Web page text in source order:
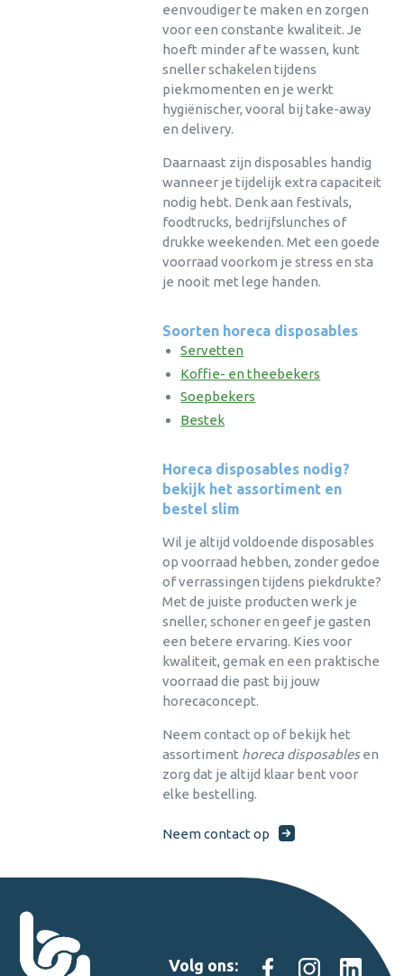
eenvoudiger te maken en zorgen
voor een constante kwaliteit. Je
hoeft minder af te wassen, kunt
sneller schakelen tijdens
piekmomenten en je werkt
hygiënischer, vooral bij take-away
en delivery.
Daarnaast zijn disposables handig
wanneer je tijdelijk extra capaciteit
nodig hebt. Denk aan festivals,
foodtrucks, bedrijfslunches of
drukke weekenden. Met een goede
voorraad voorkom je stress en sta
je nooit met lege handen.
Soorten horeca disposables
Servetten
Koffie- en theebekers
Soepbekers
Bestek
Horeca disposables nodig?
bekijk het assortiment en
bestel slim
Wil je altijd voldoende disposables
op voorraad hebben, zonder gedoe
of verrassingen tijdens piekdrukte?
Met de juiste producten werk je
sneller, schoner en geef je gasten
een betere ervaring. Kies voor
kwaliteit, gemak en een praktische
voorraad die past bij jouw
horecaconcept.
Neem contact op of bekijk het
assortiment horeca disposablesen
zorg dat je altijd klaar bent voor
elke bestelling.
Neem contact op
Volg ons: